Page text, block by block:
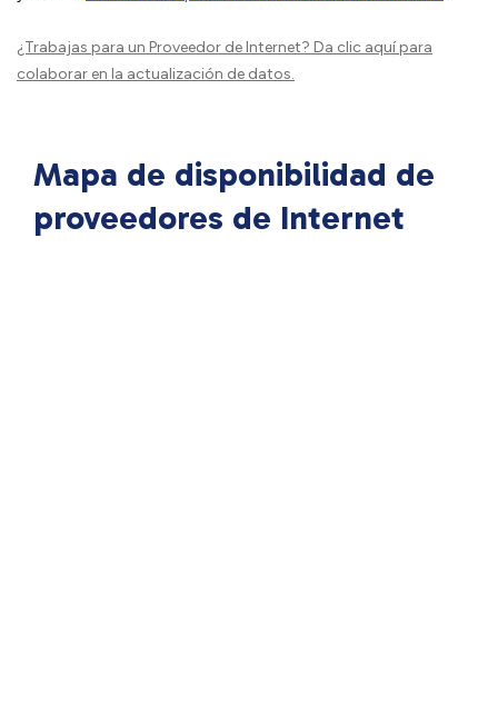
¿Trabajas para un Proveedor de Internet? Da clic aquípara
colaborar en la actualización de datos.
Mapa de disponibilidad de
proveedores de Internet